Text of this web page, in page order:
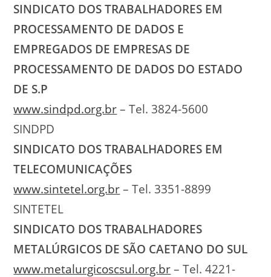
SINDICATO DOS TRABALHADORES EM
PROCESSAMENTO DE DADOS E
EMPREGADOS DE EMPRESAS DE
PROCESSAMENTO DE DADOS DO ESTADO
DE S.P
www.sindpd.org.br – Tel. 3824-5600
SINDPD
SINDICATO DOS TRABALHADORES EM
TELECOMUNICAÇÕES
www.sintetel.org.br – Tel. 3351-8899
SINTETEL
SINDICATO DOS TRABALHADORES
METALÚRGICOS DE SÃO CAETANO DO SUL
www.metalurgicoscsul.org.br – Tel. 4221-